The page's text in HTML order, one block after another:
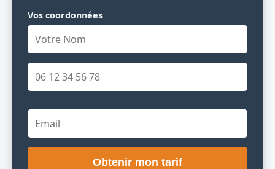
Vos coordonnées
Obtenir mon tarif